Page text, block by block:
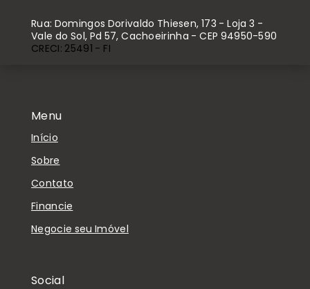
Menu
Início
Sobre
Contato
Financie
Negocie seu Imóvel
Social
Rua: Domingos Dorivaldo Thiesen, 173 - Loja 3 -
Vale do Sol, Pd 57, Cachoeirinha - CEP 94950-590
CRECI: 25491 - FI